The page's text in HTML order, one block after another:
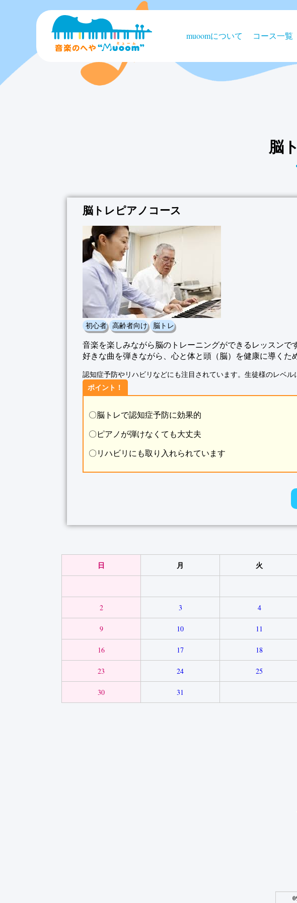
muoomについて コース⼀覧
脳
脳トレピアノコース
初心者 高齢者向け 脳トレ
音楽を楽しみながら脳のトレーニングができるレッスンです
好きな曲を弾きながら、心と体と頭（脳）を健康に導くた
認知症予防やリハビリなどにも注目されています。生徒様のレベ
ポイント！
〇脳トレで認知症予防に効果的
〇ピアノが弾けなくても大丈夫
〇リハビリにも取り入れられています
日 月 火
2 3 4
9 10 11
16 17 18
23 24 25
30 31